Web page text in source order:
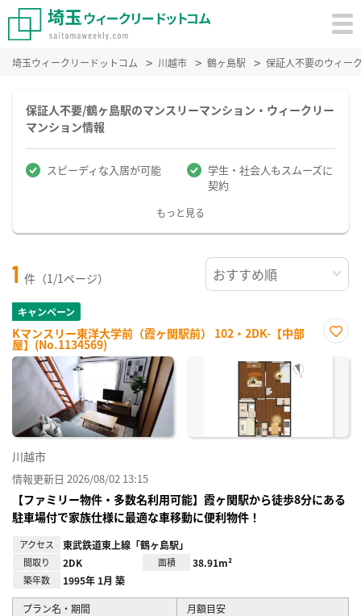
埼玉ウィークリードットコム 川越市 鶴ヶ島駅 保証人不要のウィー
保証人不要/鶴ヶ島駅のマンスリーマンション・ウィークリー
マンション情報
スピーディな入居が可能
学生・社会人もスムーズに
契約
もっと見る
1 件（1/1ページ）
キャンペーン
Kマンスリー東洋大学前（霞ヶ関駅前） 102・2DK-【中部
屋】(No.1134569)
に入
川越市
情報更新日 2026/08/02 13:15
【ファミリー物件・多数名利用可能】霞ヶ関駅から徒歩8分にある
駐車場付で家族仕様に最適な車移動に便利物件！
アクセス 東武鉄道東上線「鶴ヶ島駅」
間取り 2DK 面積 38.91m²
築年数 1995年 1月 築
プラン名・期間 月額目安